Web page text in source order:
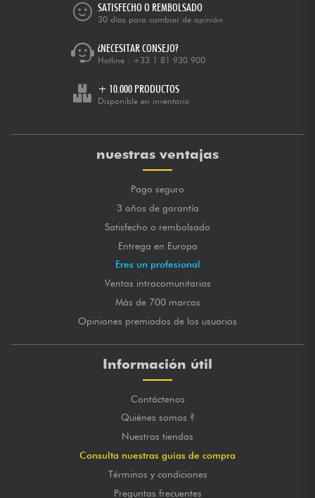
SATISFECHO O REMBOLSADO
30 días para cambiar de opinión
¿NECESITAR CONSEJO?
Hotline : +33 1 81 930 900
+ 10.000 PRODUCTOS
Disponible en inventario
nuestras ventajas
Pago seguro
3 años de garantía
Satisfecho o rembolsado
Entrega en Europa
Eres un profesional
Ventas intracomunitarias
Más de 700 marcas
Opiniones premiados de los usuarios
Información útil
Contáctenos
Quiénes somos ?
Nuestras tiendas
Consulta nuestras guías de compra
Términos y condiciones
Preguntas frecuentes